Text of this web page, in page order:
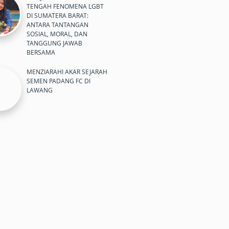
TENGAH FENOMENA LGBT
DI SUMATERA BARAT:
ANTARA TANTANGAN
SOSIAL, MORAL, DAN
TANGGUNG JAWAB
BERSAMA
MENZIARAHI AKAR SEJARAH
SEMEN PADANG FC DI
LAWANG